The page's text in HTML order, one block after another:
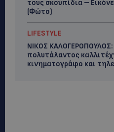
τους σκουπίδια –
(Φώτο)
LIFESTYLE
ΝΙΚΟΣ
πολυτάλαντος
κινηματογράφο και